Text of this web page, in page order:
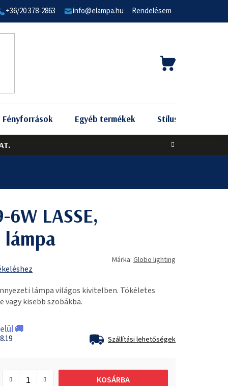
+36/20 378-2863 info@elampa.hu Rendelésem
KOSÁR
Fényforrások Egyéb termékek Stílus szerint
6W LASSE,
Márka: Globo lighting
lámpa világos kivitelben. Tökéletes
vagy kisebb szobákba.
🚚
Szállítási lehetőségek
KOSÁRBA